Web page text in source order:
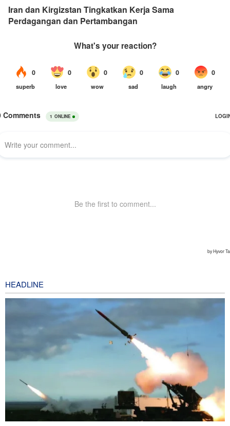
Iran dan Kirgizstan Tingkatkan Kerja Sama
Perdagangan dan Pertambangan
HEADLINE